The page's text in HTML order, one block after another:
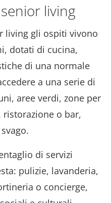
living
living gli ospiti vivono
dotati di cucina,
di una normale
a una serie di
aree verdi, zone per
o bar,
di servizi
pulizie, lavanderia,
o concierge,